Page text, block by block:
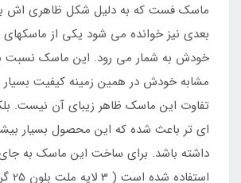
ماسک فست که به دلیل شکل ظاهری اش
بعدی نیز خوانده می شود یکی از
خودش به شمار می رود. این ماسک نسبت
مشابه خودش در همین زمینه کیفیت بسیار
تفاوت این ماسک ظاهر زیبای آن نیست.
ای تر باعث شده که این محصول بسیار